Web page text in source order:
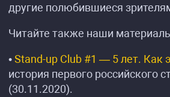
другие полюбившиеся
Читайте также наши
•Stand-up Club #1 — 5 лет. Как
история первого российского
(30.11.2020).